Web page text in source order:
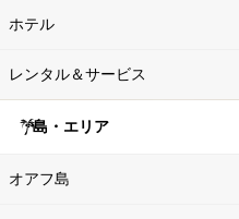
ホテル
レンタル＆サービス
島・エリア
オアフ島